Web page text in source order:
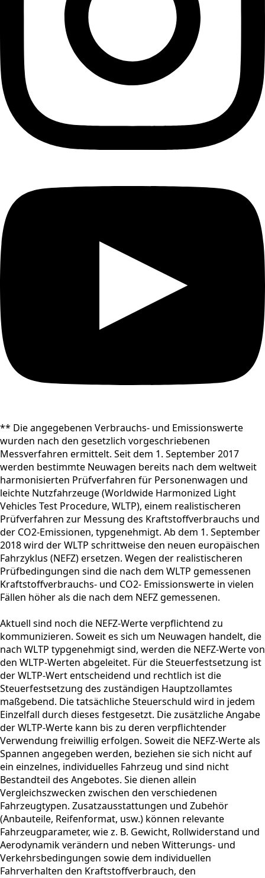
** Die angegebenen Verbrauchs- und Emissionswerte
wurden nach den gesetzlich vorgeschriebenen
Messverfahren ermittelt. Seit dem 1. September 2017
werden bestimmte Neuwagen bereits nach dem weltweit
harmonisierten Prüfverfahren für Personenwagen und
leichte Nutzfahrzeuge (Worldwide Harmonized Light
Vehicles Test Procedure, WLTP), einem realistischeren
Prüfverfahren zur Messung des Kraftstoffverbrauchs und
der CO2-Emissionen, typgenehmigt. Ab dem 1. September
2018 wird der WLTP schrittweise den neuen europäischen
Fahrzyklus (NEFZ) ersetzen. Wegen der realistischeren
Prüfbedingungen sind die nach dem WLTP gemessenen
Kraftstoffverbrauchs- und CO2- Emissionswerte in vielen
Fällen höher als die nach dem NEFZ gemessenen.
Aktuell sind noch die NEFZ-Werte verpflichtend zu
kommunizieren. Soweit es sich um Neuwagen handelt, die
nach WLTP typgenehmigt sind, werden die NEFZ-Werte von
den WLTP-Werten abgeleitet. Für die Steuerfestsetzung ist
der WLTP-Wert entscheidend und rechtlich ist die
Steuerfestsetzung des zuständigen Hauptzollamtes
maßgebend. Die tatsächliche Steuerschuld wird in jedem
Einzelfall durch dieses festgesetzt. Die zusätzliche Angabe
der WLTP-Werte kann bis zu deren verpflichtender
Verwendung freiwillig erfolgen. Soweit die NEFZ-Werte als
Spannen angegeben werden, beziehen sie sich nicht auf
ein einzelnes, individuelles Fahrzeug und sind nicht
Bestandteil des Angebotes. Sie dienen allein
Vergleichszwecken zwischen den verschiedenen
Fahrzeugtypen. Zusatzausstattungen und Zubehör
(Anbauteile, Reifenformat, usw.) können relevante
Fahrzeugparameter, wie z. B. Gewicht, Rollwiderstand und
Aerodynamik verändern und neben Witterungs- und
Verkehrsbedingungen sowie dem individuellen
Fahrverhalten den Kraftstoffverbrauch, den